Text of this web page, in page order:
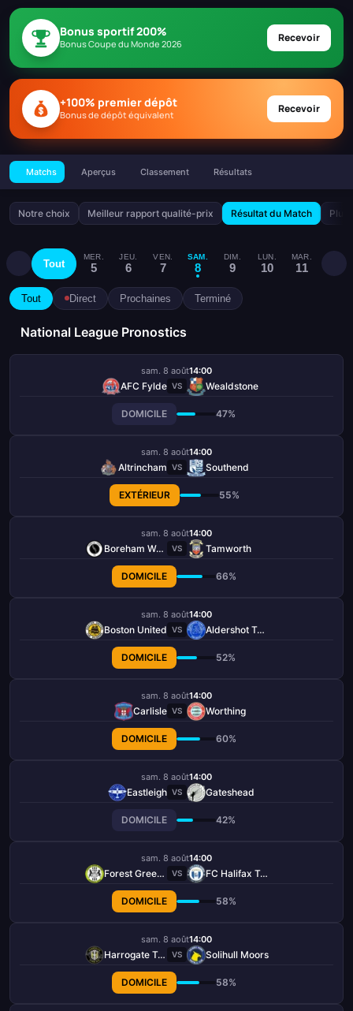
Bonus sportif 200%
Bonus Coupe du Monde 2026 Recevoir
+100% premier dépôt
Bonus de dépôt équivalent Recevoir
Matchs Aperçus Classement Résultats
Notre choix Meilleur rapport qualité-prix Résultat du Match Plus
Tout
MER.
5
JEU.
6
VEN.
7
SAM.
8
DIM.
9
LUN.
10
MAR.
11
MER.
Tout Direct Prochaines Terminé
National League Pronostics
sam. 8 août14:00
AFC Fylde VS Wealdstone
DOMICILE 47%
sam. 8 août14:00
Altrincham VS Southend
EXTÉRIEUR 55%
sam. 8 août14:00
Boreham Wood VS Tamworth
DOMICILE 66%
sam. 8 août14:00
Boston United VS Aldershot Town
DOMICILE 52%
sam. 8 août14:00
Carlisle VS Worthing
DOMICILE 60%
sam. 8 août14:00
Eastleigh VS Gateshead
DOMICILE 42%
sam. 8 août14:00
Forest Green Rovers VS FC Halifax Town
DOMICILE 58%
sam. 8 août14:00
Harrogate Town VS Solihull Moors
DOMICILE 58%